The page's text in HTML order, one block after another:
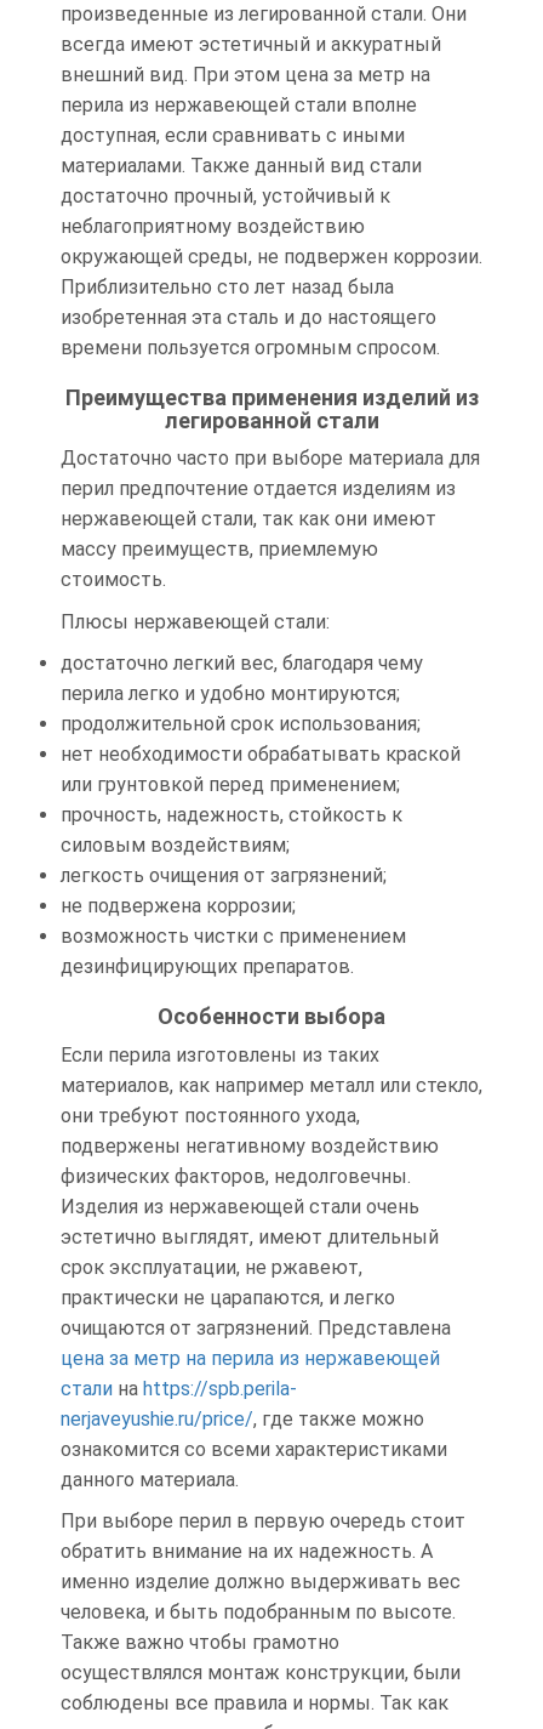
произведенные из легированной стали. Они
всегда имеют эстетичный и аккуратный
внешний вид. При этом цена за метр на
перила из нержавеющей стали вполне
доступная, если сравнивать с иными
материалами. Также данный вид стали
достаточно прочный, устойчивый к
неблагоприятному воздействию
окружающей среды, не подвержен коррозии.
Приблизительно сто лет назад была
изобретенная эта сталь и до настоящего
времени пользуется огромным спросом.
Преимущества применения изделий из
легированной стали
Достаточно часто при выборе материала для
перил предпочтение отдается изделиям из
нержавеющей стали, так как они имеют
массу преимуществ, приемлемую
стоимость.
Плюсы нержавеющей стали:
достаточно легкий вес, благодаря чему
перила легко и удобно монтируются;
продолжительной срок использования;
нет необходимости обрабатывать краской
или грунтовкой перед применением;
прочность, надежность, стойкость к
силовым воздействиям;
легкость очищения от загрязнений;
не подвержена коррозии;
возможность чистки с применением
дезинфицирующих препаратов.
Особенности выбора
Если перила изготовлены из таких
материалов, как например металл или стекло,
они требуют постоянного ухода,
подвержены негативному воздействию
физических факторов, недолговечны.
Изделия из нержавеющей стали очень
эстетично выглядят, имеют длительный
срок эксплуатации, не ржавеют,
практически не царапаются, и легко
очищаются от загрязнений. Представлена
цена за метр на перила из нержавеющей
стали на https://spb.perila-
nerjaveyushie.ru/price/, где также можно
ознакомится со всеми характеристиками
данного материала.
При выборе перил в первую очередь стоит
обратить внимание на их надежность. А
именно изделие должно выдерживать вес
человека, и быть подобранным по высоте.
Также важно чтобы грамотно
осуществлялся монтаж конструкции, были
соблюдены все правила и нормы. Так как